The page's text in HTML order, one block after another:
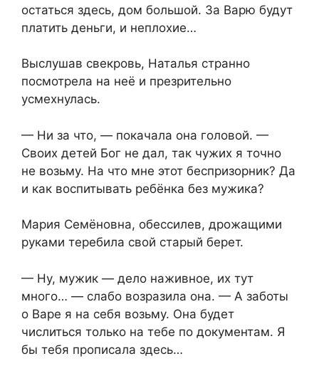
остаться здесь, дом большой. За Варю будут
платить деньги, и неплохие…
Выслушав свекровь, Наталья странно
посмотрела на неё и презрительно
усмехнулась.
— Ни за что, — покачала она головой. —
Своих детей Бог не дал, так чужих я точно
не возьму. На что мне этот беспризорник? Да
и как воспитывать ребёнка без мужика?
Мария Семёновна, обессилев, дрожащими
руками теребила свой старый берет.
— Ну, мужик — дело наживное, их тут
много… — слабо возразила она. — А заботы
о Варе я на себя возьму. Она будет
числиться только на тебе по документам. Я
бы тебя прописала здесь…